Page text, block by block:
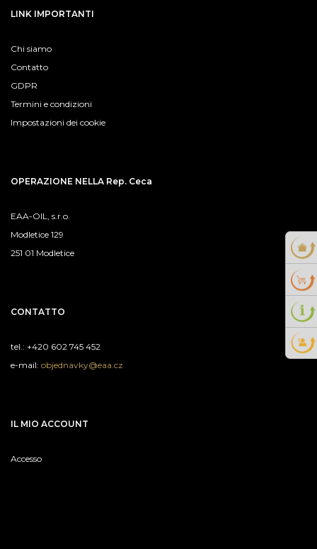
LINK IMPORTANTI
Chi siamo
Contatto
GDPR
Termini e condizioni
Impostazioni dei cookie
OPERAZIONE NELLA Rep. Ceca
EAA-OIL, s.r.o.
Modletice 129
251 01 Modletice
CONTATTO
tel.: +420 602 745 452
e-mail: objednavky@eaa.cz
IL MIO ACCOUNT
Accesso